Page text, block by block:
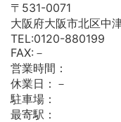
〒531-0071
大阪府大阪市北区中
TEL:0120-880199
FAX:－
営業時間：
休業日：－
駐車場：
最寄駅：